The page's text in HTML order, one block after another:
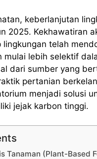
keberlanjutan
2025. Kekhawatiran
lingkungan telah
mulai lebih selektif
dari sumber yang
pertanian
menjadi solusi
jejak karbon tinggi.
Tanaman (Plant-Based